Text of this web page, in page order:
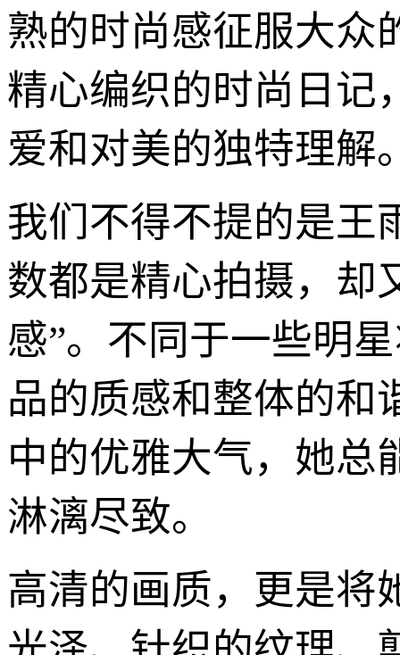
熟的时尚感征服大众
精心编织的时尚日记
爱和对美的独特理解
我们不得不提的是王
数都是精心拍摄，却
感”。不同于一些明
品的质感和整体的和
中的优雅大气，她总
淋漓尽致。
高清的画质，更是将